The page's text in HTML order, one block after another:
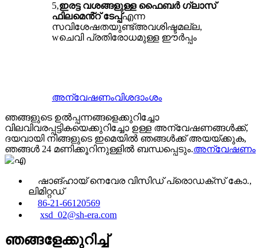
5,ഇരട്ട വശങ്ങളുള്ള ഫൈബർ ഗ്ലാസ്
ഫിലമെൻ്റ് ടേപ്പ്എന്ന
സവിശേഷതയുണ്ട്അവശിഷ്ടമല്ല,
wചെവി പ്രതിരോധമുള്ള ഈർപ്പം
അന്വേഷണംവിശദാംശം
ഞങ്ങളുടെ ഉൽപ്പന്നങ്ങളെക്കുറിച്ചോ
വിലവിവരപ്പട്ടികയെക്കുറിച്ചോ ഉള്ള അന്വേഷണങ്ങൾക്ക്,
ദയവായി നിങ്ങളുടെ ഇമെയിൽ ഞങ്ങൾക്ക് അയയ്ക്കുക,
ഞങ്ങൾ 24 മണിക്കൂറിനുള്ളിൽ ബന്ധപ്പെടും.അന്വേഷണം
ഷാങ്ഹായ് നെവേര വിസിഡ് പ്രൊഡക്‌സ് കോ.,
ലിമിറ്റഡ്
86-21-66120569
xsd_02@sh-era.com
ഞങ്ങളേക്കുറിച്ച്